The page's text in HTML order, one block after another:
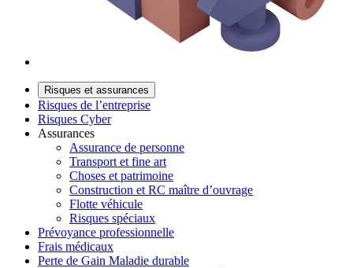
Risques et assurances
Risques de l’entreprise
Risques Cyber
Assurances
Assurance de personne
Transport et fine art
Choses et patrimoine
Construction et RC maître d’ouvrage
Flotte véhicule
Risques spéciaux
Prévoyance professionnelle
Frais médicaux
Perte de Gain Maladie durable